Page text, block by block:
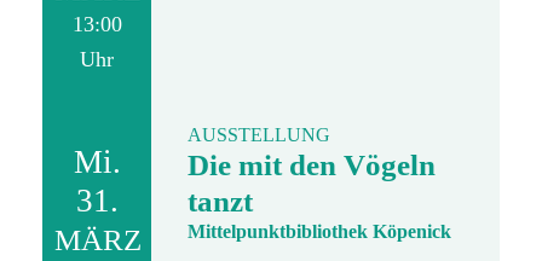
13:00
Uhr
Mi.
31.
MÄRZ
AUSSTELLUNG
Die mit den Vögeln
tanzt
Mittelpunktbibliothek Köpenick